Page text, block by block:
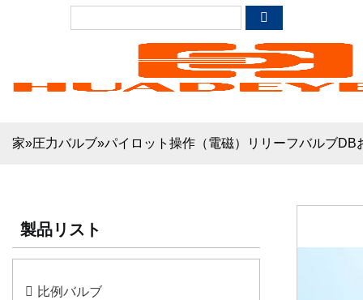
家»圧力バルブ»パイロット操作（電磁）リリーフバルブDB
製品リスト
比例バルブ